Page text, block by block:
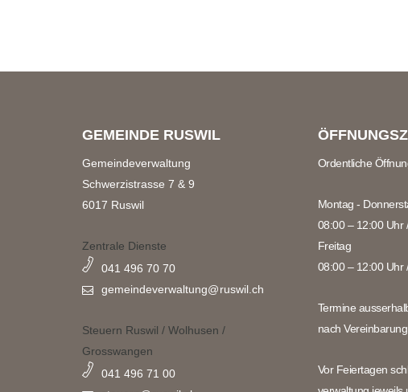
GEMEINDE RUSWIL
Gemeindeverwaltung
Schwerzistrasse 7 & 9
6017 Ruswil
Zentrale Dienste
041 496 70 70
gemeindeverwaltung@ruswil.ch
Steuern Ruswil / Wolhusen /
Grosswangen
041 496 71 00
Ordentliche
Montag -
08:00 – 12:00 Uhr
Freitag
08:00 – 12:00 Uhr
Termine
nach
Vor Feiertagen